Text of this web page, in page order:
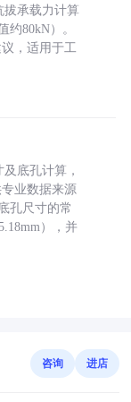
拔承载力计算
约80kN）。
，适用于工
底孔计算，
业数据来源
孔尺寸的常
），并
咨询 进店